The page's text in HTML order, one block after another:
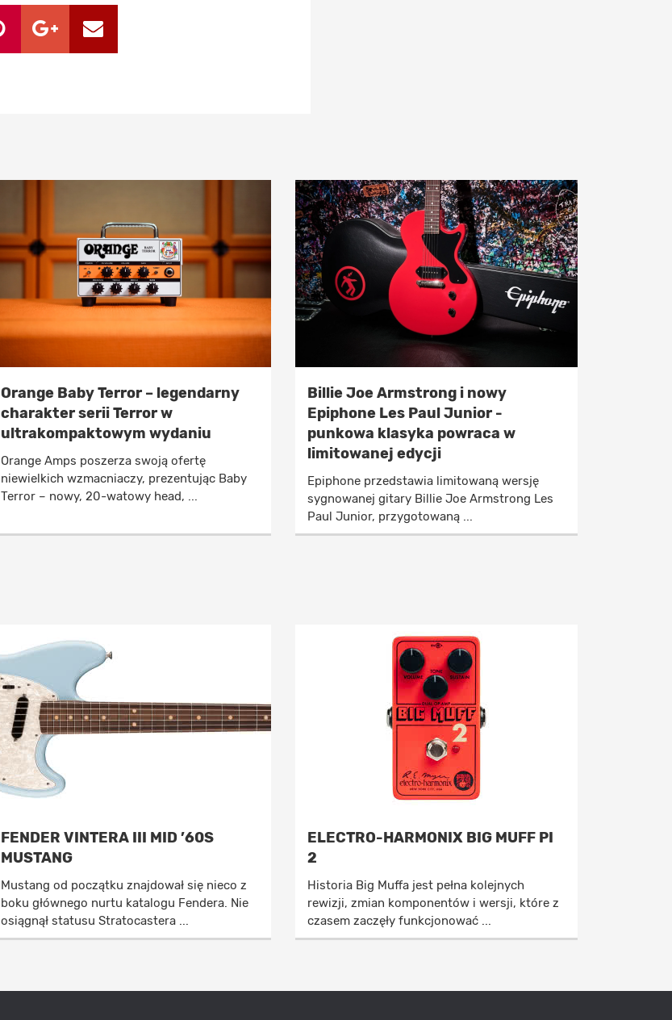
Orange Baby Terror – legendarny
charakter serii Terror w
ultrakompaktowym wydaniu
Orange Amps poszerza swoją ofertę
niewielkich wzmacniaczy, prezentując Baby
Terror – nowy, 20-watowy head, ...
Billie Joe Armstrong i nowy
Epiphone Les Paul Junior -
punkowa klasyka powraca w
limitowanej edycji
Epiphone przedstawia limitowaną wersję
sygnowanej gitary Billie Joe Armstrong Les
Paul Junior, przygotowaną ...
FENDER VINTERA III MID ’60S
MUSTANG
Mustang od początku znajdował się nieco z
boku głównego nurtu katalogu Fendera. Nie
osiągnął statusu Stratocastera ...
ELECTRO-HARMONIX BIG MUFF PI
2
Historia Big Muffa jest pełna kolejnych
rewizji, zmian komponentów i wersji, które z
czasem zaczęły funkcjonować ...